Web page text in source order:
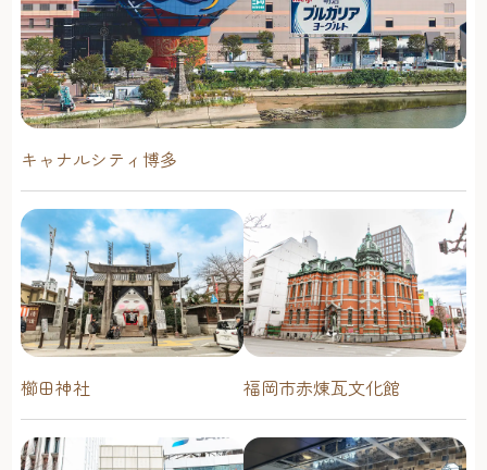
キャナルシティ博多
櫛田神社 福岡市赤煉瓦文化館